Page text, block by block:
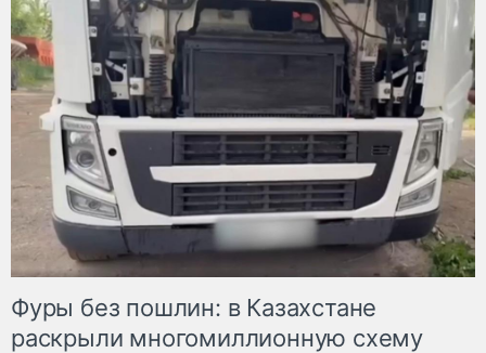
Фуры без пошлин: в Казахстане
раскрыли многомиллионную схему